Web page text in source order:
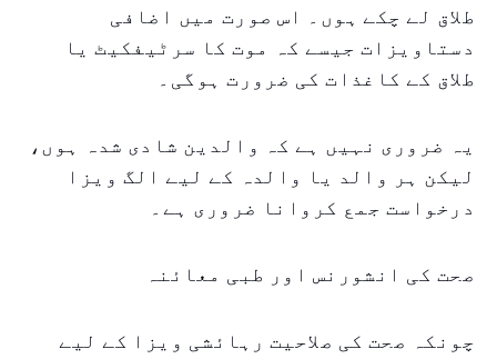
طلاق لے چکے ہوں۔ اس صورت میں اضافی
دستاویزات جیسے کہ موت کا سرٹیفکیٹ یا
طلاق کے کاغذات کی ضرورت ہوگی۔
یہ ضروری نہیں ہے کہ والدین شادی شدہ ہوں،
لیکن ہر والد یا والدہ کے لیے الگ ویزا
درخواست جمع کروانا ضروری ہے۔
صحت کی انشورنس اور طبی معائنہ
چونکہ صحت کی صلاحیت رہائشی ویزا کے لیے